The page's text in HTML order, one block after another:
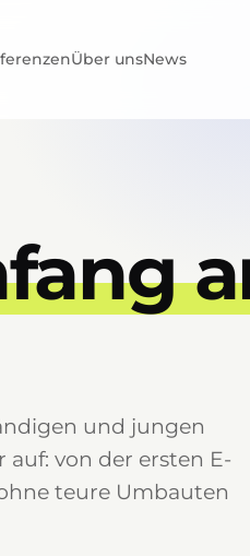
Über unsNews
und jungen
auf: von der ersten E-
teure Umbauten